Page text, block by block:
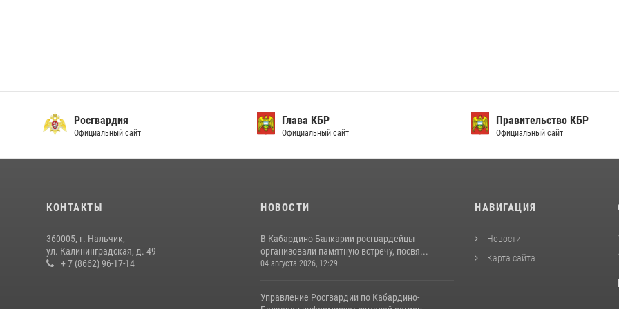
Росгвардия
Официальный сайт
Глава КБР
Официальный сайт
Правительство КБР
Официальный сайт
КОНТАКТЫ
360005, г. Нальчик,
ул. Калининградская, д. 49
+ 7 (8662) 96-17-14
НОВОСТИ
В Кабардино-Балкарии росгвардейцы
организовали памятную встречу, посвя...
04 августа 2026, 12:29
Управление Росгвардии по Кабардино-
НАВИГАЦИЯ
Новости
Карта сайта